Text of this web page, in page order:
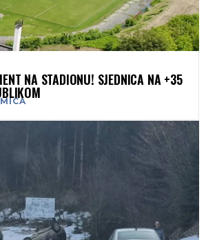
NA STADIONU! SJEDNICA NA +35